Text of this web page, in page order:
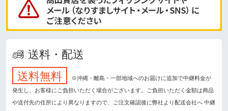
送料・配送
送料無料
※沖縄・離島・一部地域へのお届けに追加で中継料金が
発生し、お客様にご負担いただく場合がございます。ご負担いただく金額は商品
や送付先の住所により異なりますので、ご注文確認後に弊社より配送会社へ 中継